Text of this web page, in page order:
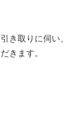
き取りに伺い、
きます。